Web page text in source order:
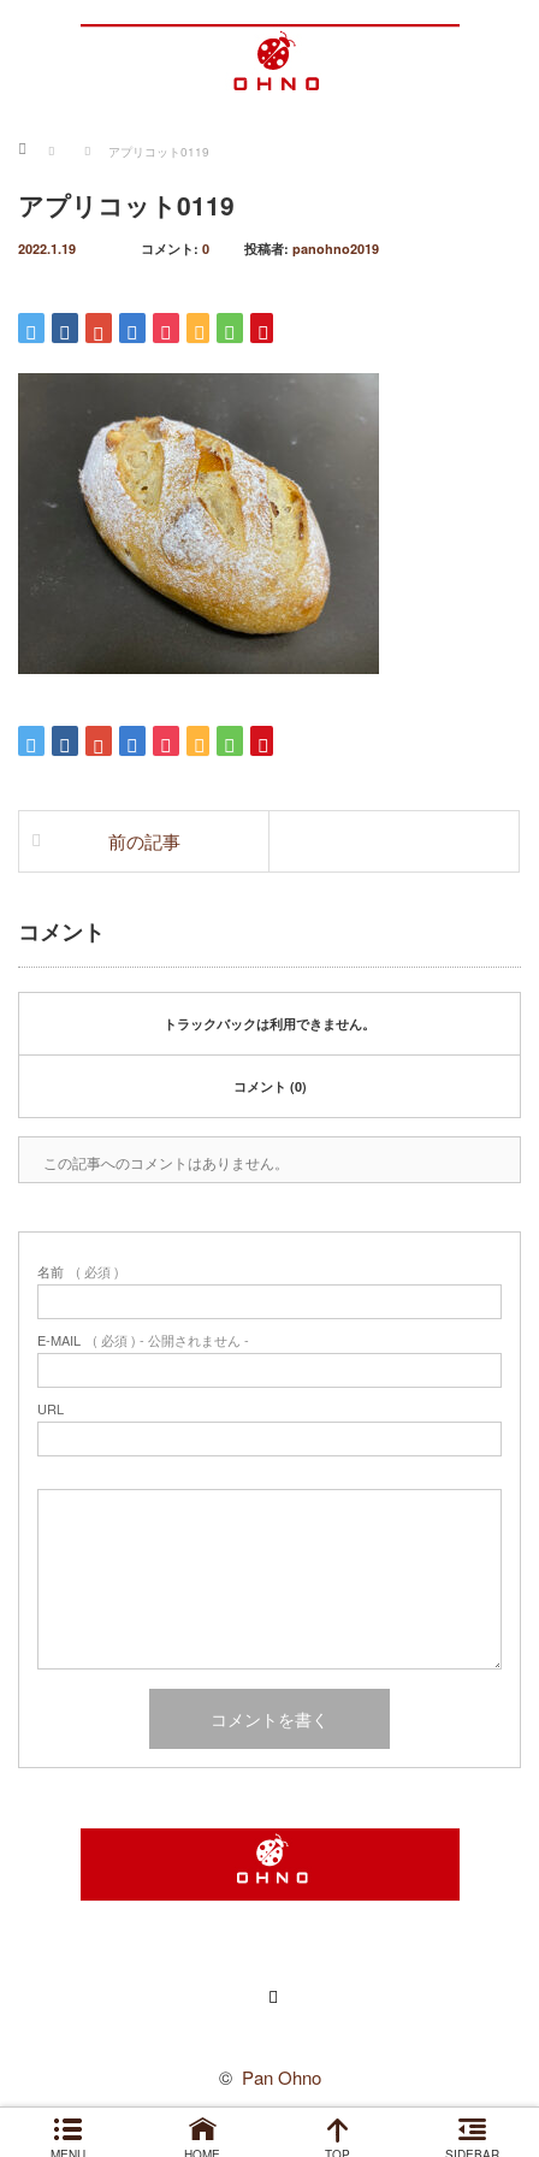
ホーム アプリコット0119
アプリコット0119
2022.1.19 コメント: 0 投稿者: panohno2019
前の記事
コメント
トラックバックは利用できません。
コメント (0)
この記事へのコメントはありません。
名前 ( 必須 )
E-MAIL ( 必須 ) - 公開されません -
URL
© Pan Ohno